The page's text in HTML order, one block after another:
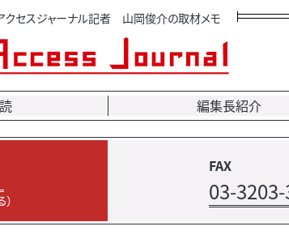
クセスジャーナル記者 山岡俊介の取材メモ
編集長紹介
FAX
03-